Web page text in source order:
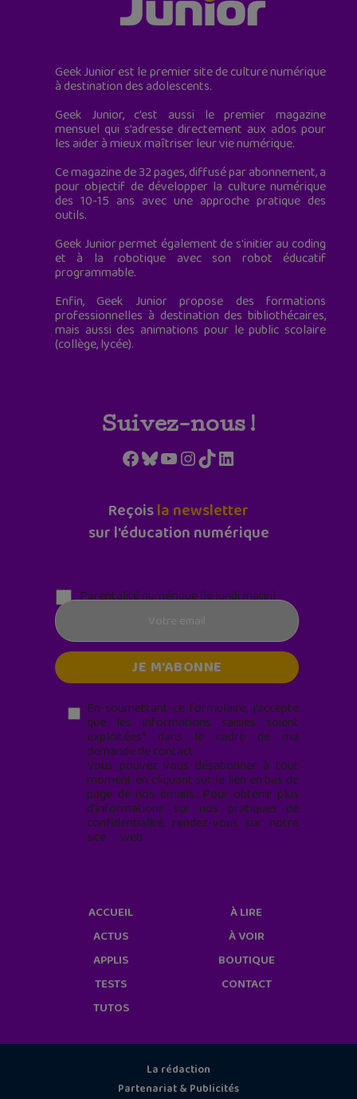
Geek Junior est le premier site de culture numérique
à destination des adolescents.
Geek Junior, c’est aussi le premier magazine
mensuel qui s’adresse directement aux ados pour
les aider à mieux maîtriser leur vie numérique.
Ce magazine de 32 pages, diffusé par abonnement, a
pour objectif de développer la culture numérique
des 10-15 ans avec une approche pratique des
outils.
Geek Junior permet également de s'initier au coding
et à la robotique avec son robot éducatif
programmable.
Enfin, Geek Junior propose des formations
professionnelles à destination des bibliothécaires,
mais aussi des animations pour le public scolaire
(collège, lycée).
Suivez-nous !
Facebook
Bluesky
YouTube
Instagram
TikTokLinkedIn
Reçoisla newsletter
sur l'éducation numérique
Parentalité numérique (le lundi matin)
En soumettant ce formulaire, j’accepte
que les informations saisies soient
exploitées* dans le cadre de ma
demande de contact.
Vous pouvez vous désabonner à tout
moment en cliquant sur le lien en bas de
page de nos emails. Pour obtenir plus
d'informations sur nos pratiques de
confidentialité, rendez-vous sur notre
site web
ACCUEIL
ACTUS
APPLIS
TESTS
TUTOS
À LIRE
À VOIR
BOUTIQUE
CONTACT
La rédaction
Partenariat & Publicités